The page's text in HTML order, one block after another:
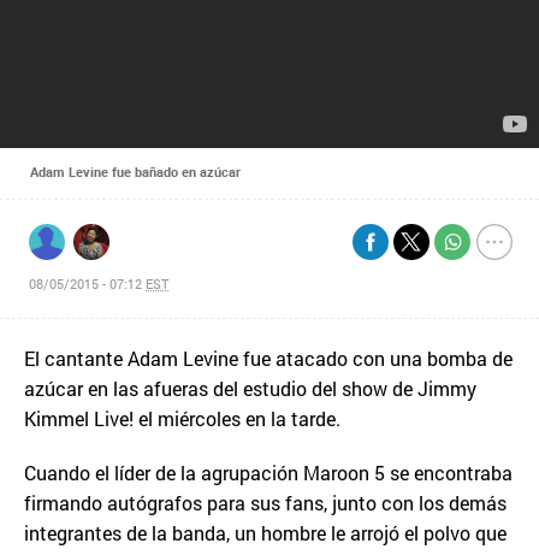
Adam Levine fue bañado en azúcar
08/05/2015 - 07:12 EST
El cantante Adam Levine fue atacado con una bomba de
azúcar en las afueras del estudio del show de Jimmy
Kimmel Live! el miércoles en la tarde.
Cuando el líder de la agrupación Maroon 5 se encontraba
firmando autógrafos para sus fans, junto con los demás
integrantes de la banda, un hombre le arrojó el polvo que